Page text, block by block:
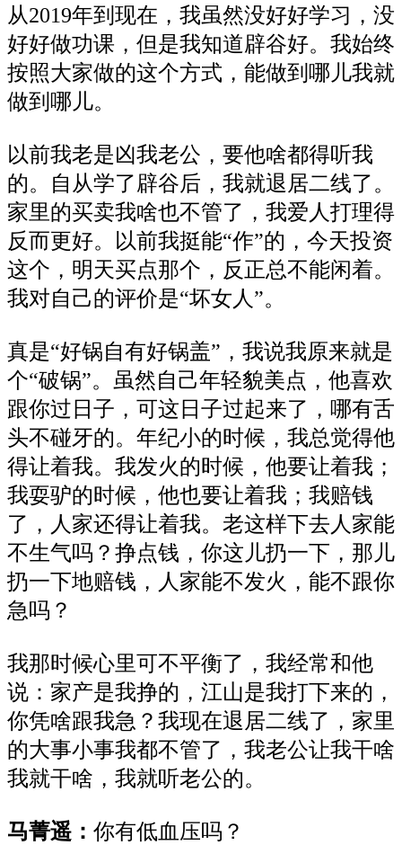
从2019年到现在，我虽然没好好学习，没
好好做功课，但是我知道辟谷好。我始终
按照大家做的这个方式，能做到哪儿我就
做到哪儿。
以前我老是凶我老公，要他啥都得听我
的。自从学了辟谷后，我就退居二线了。
家里的买卖我啥也不管了，我爱人打理得
反而更好。以前我挺能“作”的，今天投资
这个，明天买点那个，反正总不能闲着。
我对自己的评价是“坏女人”。
真是“好锅自有好锅盖”，我说我原来就是
个“破锅”。虽然自己年轻貌美点，他喜欢
跟你过日子，可这日子过起来了，哪有舌
头不碰牙的。年纪小的时候，我总觉得他
得让着我。我发火的时候，他要让着我；
我耍驴的时候，他也要让着我；我赔钱
了，人家还得让着我。老这样下去人家能
不生气吗？挣点钱，你这儿扔一下，那儿
扔一下地赔钱，人家能不发火，能不跟你
急吗？
我那时候心里可不平衡了，我经常和他
说：家产是我挣的，江山是我打下来的，
你凭啥跟我急？我现在退居二线了，家里
的大事小事我都不管了，我老公让我干啥
我就干啥，我就听老公的。
马菁遥： 你有低血压吗？